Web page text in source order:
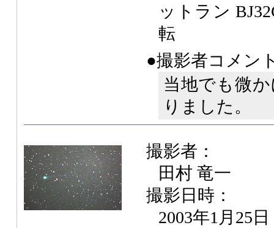
ットラン
転
●撮影者コメン
当地でも微
りました。
撮影者：
田村 竜一
撮影日時：
2003年1月25